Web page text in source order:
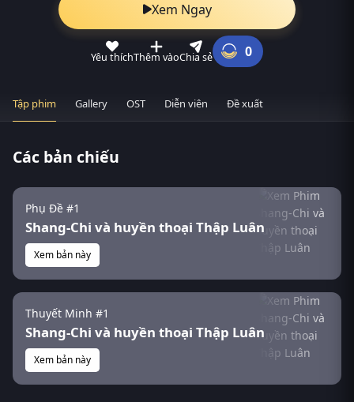
Xem Ngay
Yêu thíchThêm vàoChia sẻ 0
Tập phim Gallery OST Diễn viên Đề xuất
Các bản chiếu
Phụ Đề #1
Shang-Chi và huyền thoại Thập Luân
Xem bản này
Thuyết Minh #1
Shang-Chi và huyền thoại Thập Luân
Xem bản này